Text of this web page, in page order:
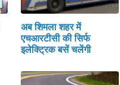
अब शिमला शहर में
एचआरटीसी की सिर्फ
इलेक्ट्रिक बसें चलेंगी